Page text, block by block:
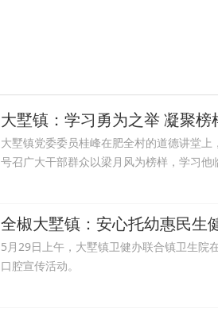
大墅镇：学习勇为之举 凝聚榜
大墅镇党委委员桂峰在肥全村的道德讲堂
号召广大干部群众以梁月风为榜样，学习
全椒大墅镇：安心托幼惠民生
5月29日上午，大墅镇卫健办联合镇卫生院
口腔宣传活动。